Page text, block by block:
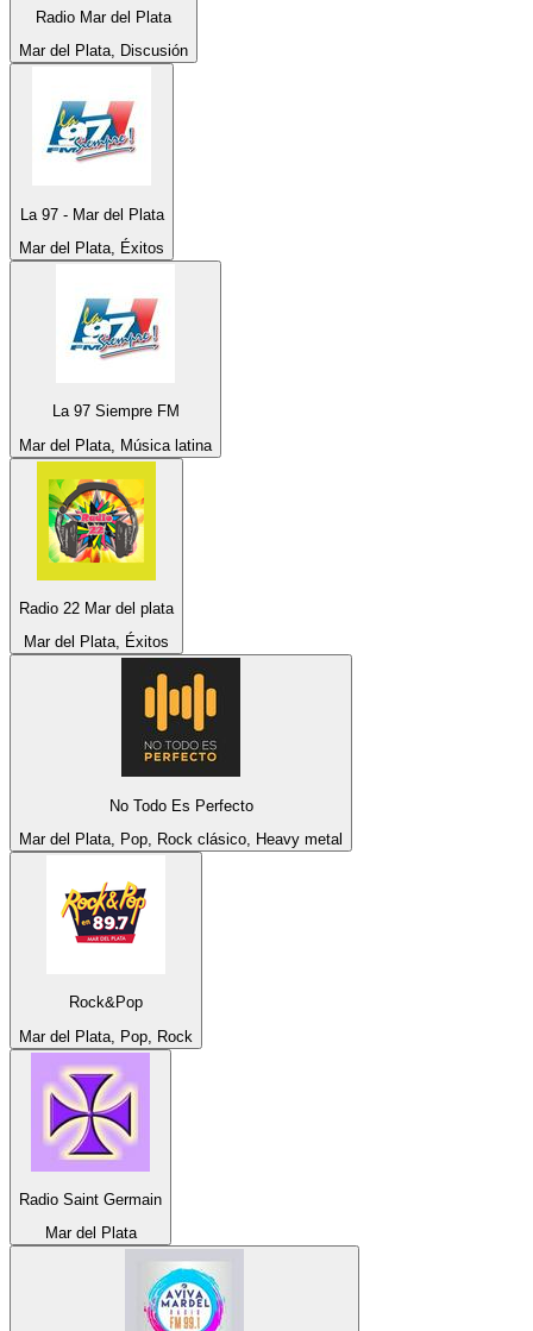
Radio Mar del Plata
Mar del Plata, Discusión
La 97 - Mar del Plata
Mar del Plata, Éxitos
La 97 Siempre FM
Mar del Plata, Música latina
Radio 22 Mar del plata
Mar del Plata, Éxitos
No Todo Es Perfecto
Mar del Plata, Pop, Rock clásico, Heavy metal
Rock&Pop
Mar del Plata, Pop, Rock
Radio Saint Germain
Mar del Plata